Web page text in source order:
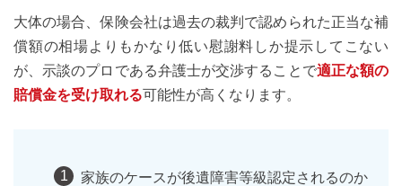
大体の場合、保険会社は過去の裁判で認められた正当な補
償額の相場よりもかなり低い慰謝料しか提示してこない
が、示談のプロである弁護士が交渉することで適正な額の
賠償金を受け取れる可能性が高くなります。
家族のケースが後遺障害等級認定されるのか